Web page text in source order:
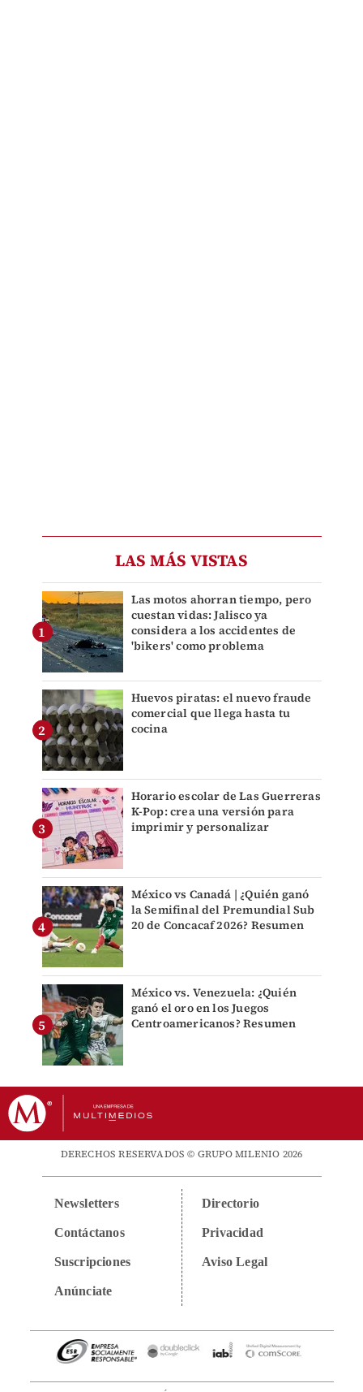
LAS MÁS VISTAS
Las motos ahorran tiempo, pero
cuestan vidas: Jalisco ya
considera a los accidentes de
'bikers' como problema
Huevos piratas: el nuevo fraude
comercial que llega hasta tu
cocina
Horario escolar de Las Guerreras
K-Pop: crea una versión para
imprimir y personalizar
México vs Canadá | ¿Quién ganó
la Semifinal del Premundial Sub
20 de Concacaf 2026? Resumen
México vs. Venezuela: ¿Quién
ganó el oro en los Juegos
Centroamericanos? Resumen
DERECHOS RESERVADOS © GRUPO MILENIO 2026
Newsletters
Contáctanos
Suscripciones
Anúnciate
Directorio
Privacidad
Aviso Legal